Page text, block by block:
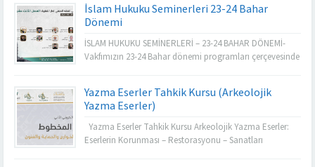
Seminerleri, 2024-2025 dönemi için başladı. İngilizce ve
Arapça olarak yürütülen bu yılki program, İslam hukuku
alanında ihtisaslaşmış çok sayıda kıymetli hocanın
katılımıyla gerçekleşiyor. Klasik İslam hukuku...
İslam Hukuku Seminerleri 23-24 Bahar
Dönemi
İSLAM HUKUKU SEMİNERLERİ – 23-24 BAHAR DÖNEMİ-
Vakfımızın 23-24 Bahar dönemi programları çerçevesinde
Programı” 60 gün boyunca online ve yüz yüze olarak
gerçekleştirilecektir. Program kapsamında İslam Hukuku
ve diğer ilmi alanlarda yetkin 13 ilim adamı tarafından
Hanefi...
Yazma Eserler Tahkik Kursu (Arkeolojik
Yazma Eserler)
Yazma Eserler Tahkik Kursu Arkeolojik Yazma Eserler:
Eserlerin Korunması – Restorasyonu – Sanatları